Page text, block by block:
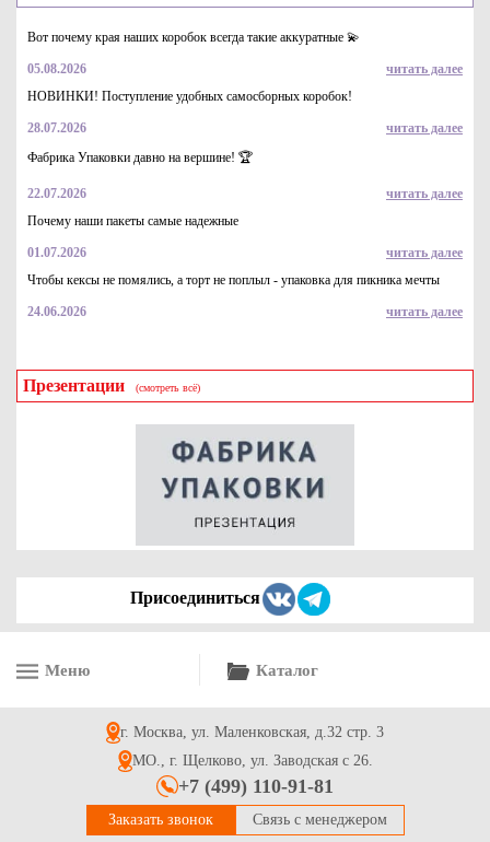
Клещи для зажима скобы ПП ленты
3708 Купить
Скобы для стрепп ленты, скрепа для стрепп ленты ПП
Скоба для стрепп ленты, скрепа для стрепп ленты ПП
Вот почему края наших коробок всегда такие аккуратные 💫
05.08.2026
читать далее
НОВИНКИ! Поступление удобных самосборных коробок!
28.07.2026
читать далее
Фабрика Упаковки давно на вершине! 🏆
22.07.2026
читать далее
Почему наши пакеты самые надежные
01.07.2026
читать далее
Чтобы кексы не помялись, а торт не поплыл - упаковка для пикника мечты
24.06.2026 читать далее
Презентации (смотреть всё)
Присоединиться
Меню Каталог
г. Москва, ул. Маленковская, д.32 стр. 3
МО., г. Щелково, ул. Заводская с 26.
+7 (499) 110-91-81
Заказать звонок Связь с менеджером